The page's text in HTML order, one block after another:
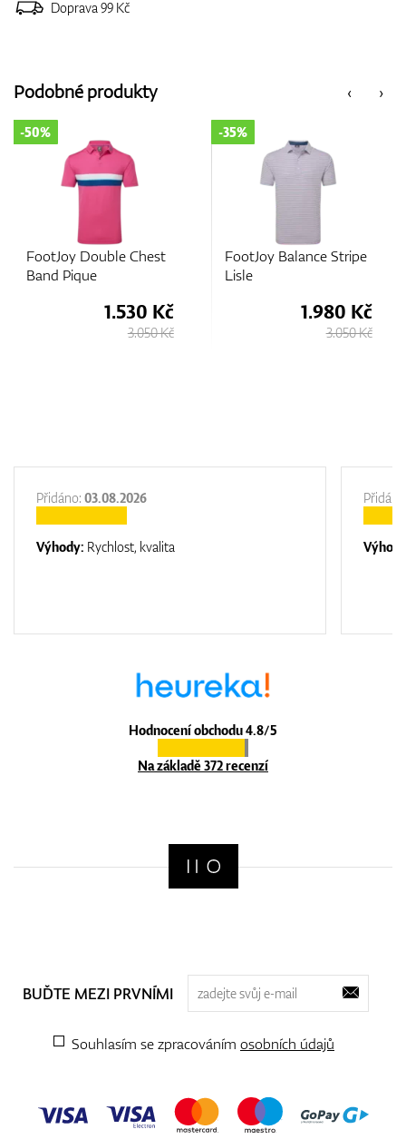
Doprava 99 Kč
‹
Podobné produkty ›
FootJoy Balance Stripe
Lisle
1.980 Kč
FootJoy Tipped
Hodnocení obchodu 4.8/5
Na základě 372 recenzí
Přidáno: 03.08.2026
Výhody: Rychlost, kvalita
BUĎTE MEZI PRVNÍMI
Souhlasím se zpracováním osobních údajů